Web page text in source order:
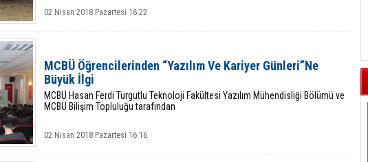
02 Nisan 2018 Pazartesi 16:22
MCBÜ Öğrencilerinden “Yazılım Ve Kariyer Günleri”Ne
Büyük İlgi
MCBÜ Hasan Ferdi Turgutlu Teknoloji Fakültesi Yazılım Mühendisliği Bölümü ve
MCBÜ Bilişim Topluluğu tarafından
02 Nisan 2018 Pazartesi 16:16